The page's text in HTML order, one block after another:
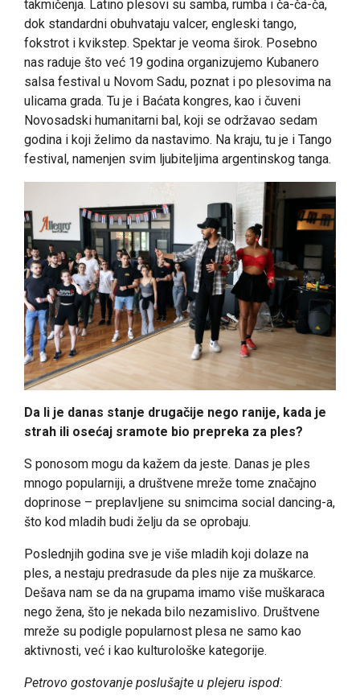
takmičenja. Latino plesovi su samba, rumba i ča-ča-ča,
dok standardni obuhvataju valcer, engleski tango,
fokstrot i kvikstep. Spektar je veoma širok. Posebno
nas raduje što već 19 godina organizujemo Kubanero
salsa festival u Novom Sadu, poznat i po plesovima na
ulicama grada. Tu je i Baćata kongres, kao i čuveni
Novosadski humanitarni bal, koji se održavao sedam
godina i koji želimo da nastavimo. Na kraju, tu je i Tango
festival, namenjen svim ljubiteljima argentinskog tanga.
Da li je danas stanje drugačije nego ranije, kada je
strah ili osećaj sramote bio prepreka za ples?
S ponosom mogu da kažem da jeste. Danas je ples
mnogo popularniji, a društvene mreže tome značajno
doprinose – preplavljene su snimcima social dancing-a,
što kod mladih budi želju da se oprobaju.
Poslednjih godina sve je više mladih koji dolaze na
ples, a nestaju predrasude da ples nije za muškarce.
Dešava nam se da na grupama imamo više muškaraca
nego žena, što je nekada bilo nezamislivo. Društvene
mreže su podigle popularnost plesa ne samo kao
aktivnosti, već i kao kulturološke kategorije.
Petrovo gostovanje poslušajte u plejeru ispod: